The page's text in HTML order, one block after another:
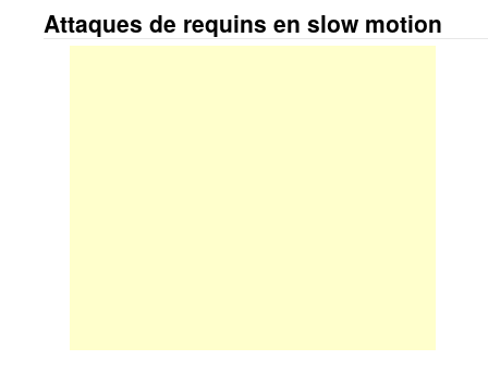
Attaques de requins en slow motion